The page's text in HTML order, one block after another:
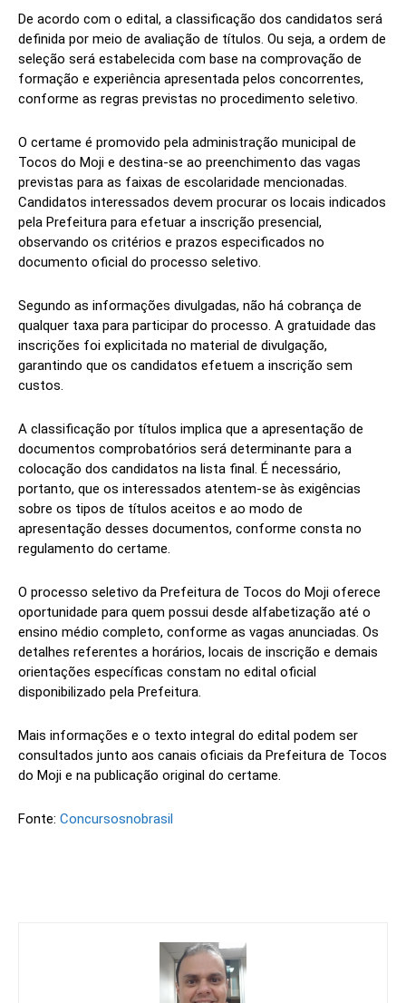
De acordo com o edital, a classificação dos candidatos será
definida por meio de avaliação de títulos. Ou seja, a ordem de
seleção será estabelecida com base na comprovação de
formação e experiência apresentada pelos concorrentes,
conforme as regras previstas no procedimento seletivo.
O certame é promovido pela administração municipal de
Tocos do Moji e destina-se ao preenchimento das vagas
previstas para as faixas de escolaridade mencionadas.
Candidatos interessados devem procurar os locais indicados
pela Prefeitura para efetuar a inscrição presencial,
observando os critérios e prazos especificados no
documento oficial do processo seletivo.
Segundo as informações divulgadas, não há cobrança de
qualquer taxa para participar do processo. A gratuidade das
inscrições foi explicitada no material de divulgação,
garantindo que os candidatos efetuem a inscrição sem
custos.
A classificação por títulos implica que a apresentação de
documentos comprobatórios será determinante para a
colocação dos candidatos na lista final. É necessário,
portanto, que os interessados atentem-se às exigências
sobre os tipos de títulos aceitos e ao modo de
apresentação desses documentos, conforme consta no
regulamento do certame.
O processo seletivo da Prefeitura de Tocos do Moji oferece
oportunidade para quem possui desde alfabetização até o
ensino médio completo, conforme as vagas anunciadas. Os
detalhes referentes a horários, locais de inscrição e demais
orientações específicas constam no edital oficial
disponibilizado pela Prefeitura.
Mais informações e o texto integral do edital podem ser
consultados junto aos canais oficiais da Prefeitura de Tocos
do Moji e na publicação original do certame.
Fonte: Concursosnobrasil